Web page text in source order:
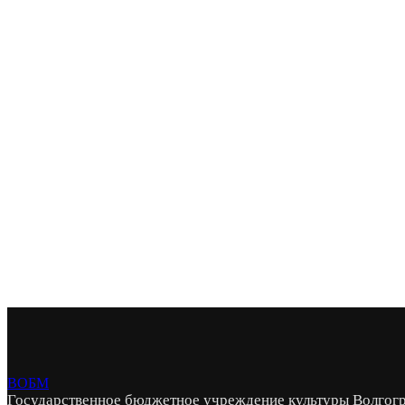
ВОБМ
Государственное бюджетное учреждение культуры